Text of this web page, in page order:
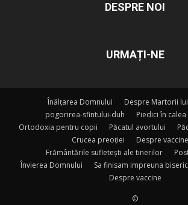
DESPRE NOI
URMAȚI-NE
Înălțarea Domnului
Despre Martorii
pogorirea-sfintului-duh
Piedici în
Ortodoxia pentru copii
Păcatul avortului
Crucea preoției
Despre vaccine
Frământările sufletești ale tinerilor
Învierea Domnului
Sa finisam impreuna
Despre vaccine
©